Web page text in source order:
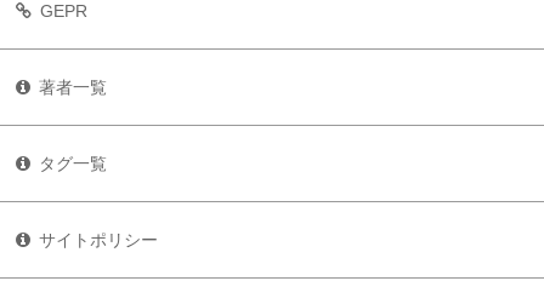
GEPR
著者一覧
タグ一覧
サイトポリシー